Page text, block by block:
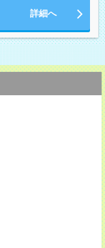
詳細へ